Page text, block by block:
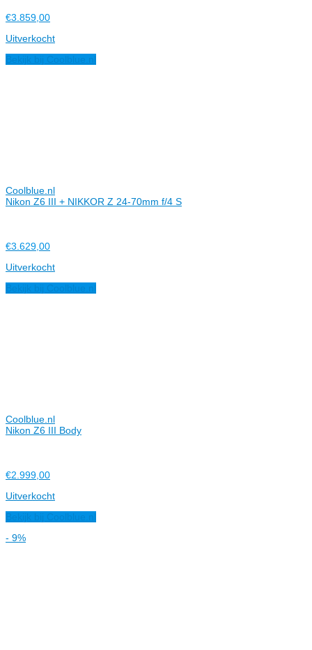
€3.859,00
Uitverkocht
Coolblue.nl
Nikon Z6 III + NIKKOR Z 24-70mm f/4 S
€3.629,00
Uitverkocht
Coolblue.nl
Nikon Z6 III Body
€2.999,00
Uitverkocht
- 9%